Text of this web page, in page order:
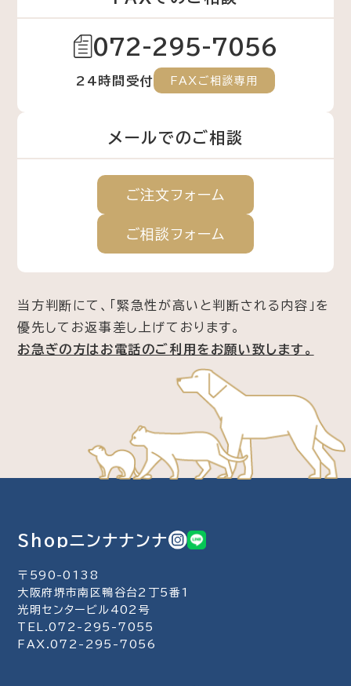
072-295-7056
24時間受付 FAXご相談専用
メールでのご相談
ご注文フォーム
ご相談フォーム
当方判断にて、「緊急性が高いと判断される内容」を
優先してお返事差し上げております。
お急ぎの方はお電話のご利用をお願い致します。
Shopニンナナンナ
〒590-0138
大阪府堺市南区鴨谷台2丁5番1
光明センタービル402号
TEL.072-295-7055
FAX.072-295-7056